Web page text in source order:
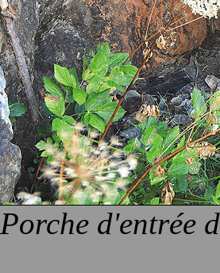
Porche d'entrée